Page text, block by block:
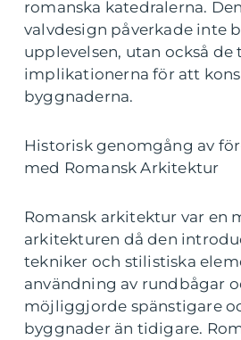
romanska katedralerna.
valvdesign påverkade inte
upplevelsen, utan också de
implikationerna för att
byggnaderna.
Historisk genomgång av
med Romansk Arkitektur
Romansk arkitektur var en
arkitekturen då den
tekniker och stilistiska
användning av rundbågar
möjliggjorde spänstigare
byggnader än tidigare.